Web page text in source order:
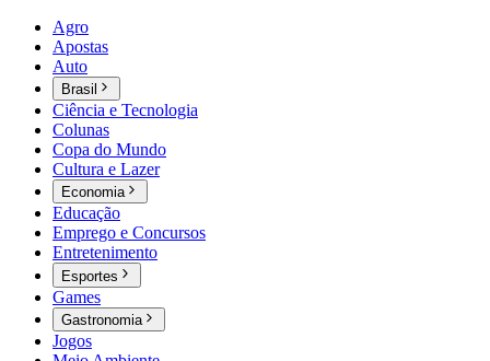
Agro
Apostas
Auto
Brasil
Ciência e Tecnologia
Colunas
Copa do Mundo
Cultura e Lazer
Economia
Educação
Emprego e Concursos
Entretenimento
Esportes
Games
Gastronomia
Jogos